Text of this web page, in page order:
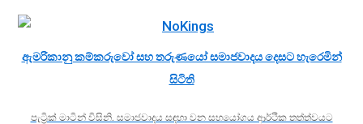
ඇමරිකානු කම්කරුවෝ සහ තරුණයෝ සමාජවාදය දෙසට හැරෙමින්
සිටිති
පැට්‍රික් මාටින් විසිනි. සමාජවාදය සඳහා වන සහයෝගය ආර්ථික තත්ත්වයට